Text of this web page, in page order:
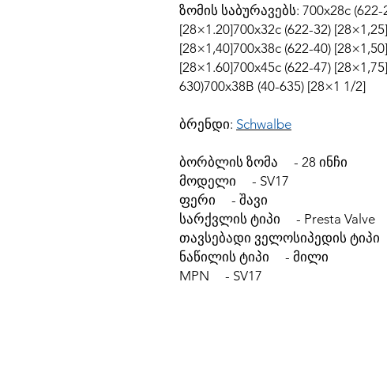
ზომის საბურავებს: 700x28c (622-
[28×1.20]700x32c (622-32)
[28×1,40]700x38c (622-40)
[28×1.60]700x45c (622-47)
630)700x38B (40-635) [28×1 1/2]
ბრენდი: Schwalbe
ბორბლის ზომა - 28 ინჩი
მოდელი - SV17
ფერი - შავი
სარქვლის ტიპი - Presta Valve
თავსებადი ველოსიპედის
ნაწილის ტიპი - მილი
MPN - SV17